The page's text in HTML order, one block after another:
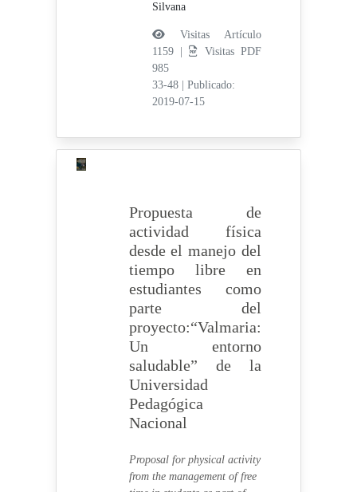
Silvana
Visitas Artículo
1159 |
Visitas PDF
985
33-48
Publicado:
2019-07-15
Propuesta de
actividad física
desde el manejo del
tiempo libre en
estudiantes como
parte del
proyecto:“Valmaria:
Un entorno
saludable” de la
Universidad
Pedagógica
Nacional
Proposal for physical activity
from the management of free